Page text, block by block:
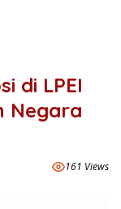
di LPEI
Negara
161 Views